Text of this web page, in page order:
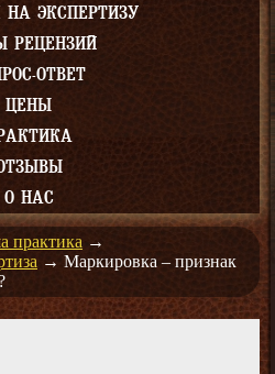
НА ЭКСПЕРТИЗУ
РЕЦЕНЗИЙ
ОТВЕТ
ЦЕНЫ
О НАС
практика →
→ Маркировка – признак